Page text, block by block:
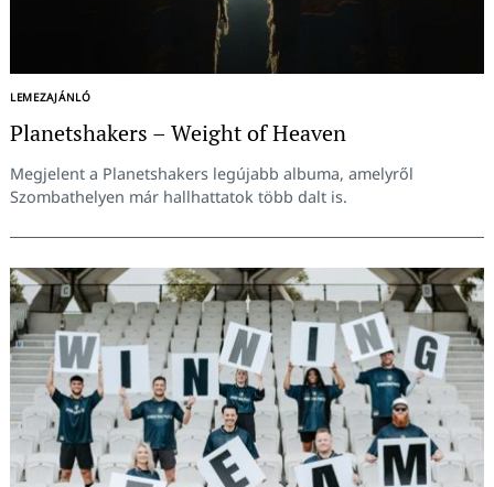
LEMEZAJÁNLÓ
Planetshakers – Weight of Heaven
Megjelent a Planetshakers legújabb albuma, amelyről
Szombathelyen már hallhattatok több dalt is.